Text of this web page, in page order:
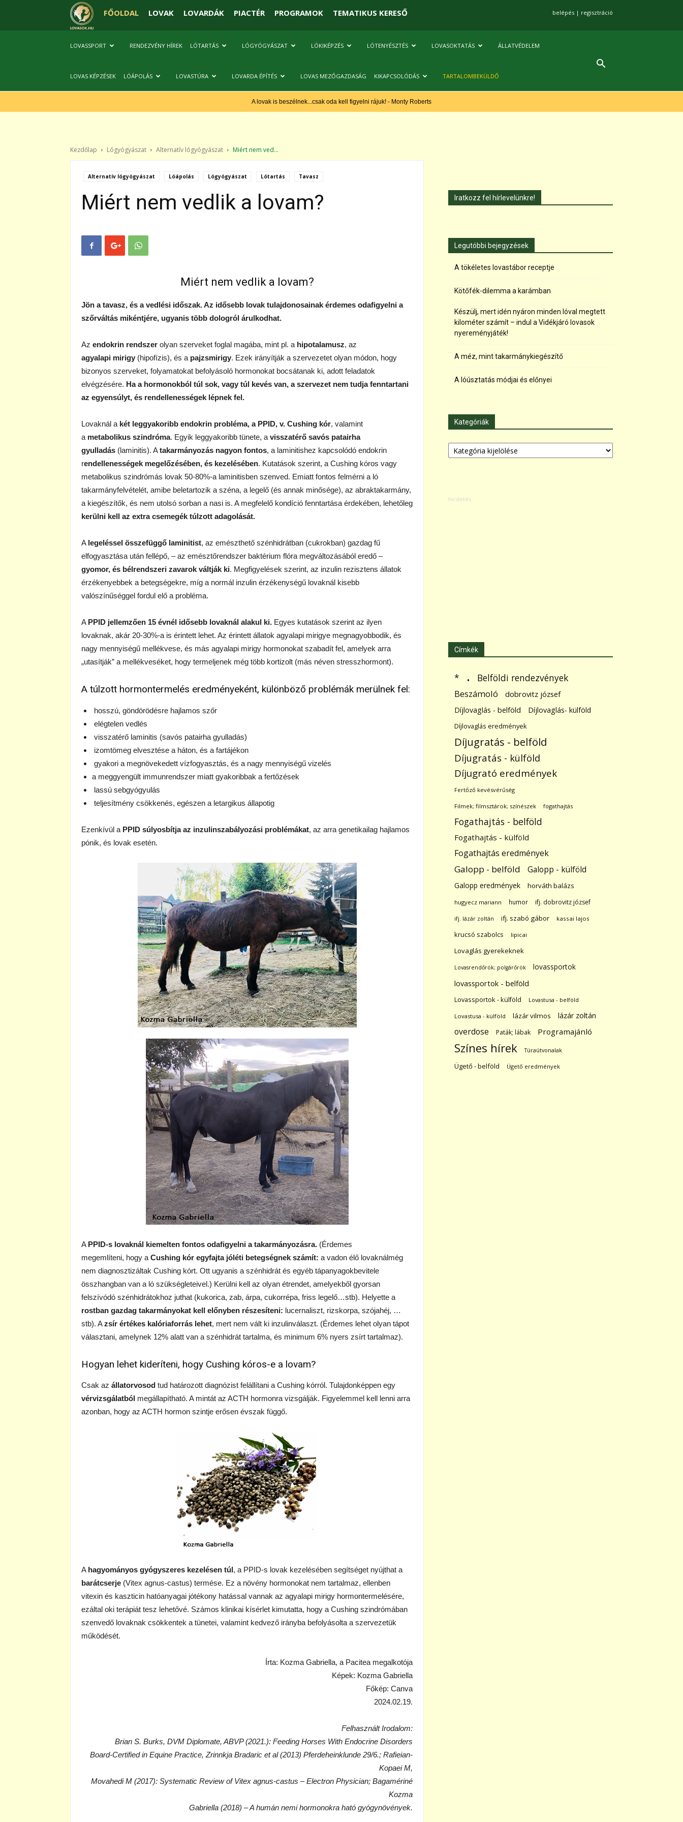
FŐOLDAL LOVAK LOVARDÁK PIACTÉR PROGRAMOK TEMATIKUS KERESŐ belépés | regisztráció
LOVASSPORT RENDEZVÉNY HÍREK LÓTARTÁS LÓGYÓGYÁSZAT LÓKIKÉPZÉS LÓTENYÉSZTÉS LOVASOKTATÁS ÁLLATVÉDELEM
LOVAS KÉPZÉSEK LÓÁPOLÁS LOVASTÚRA LOVARDA ÉPÍTÉS LOVAS MEZŐGAZDASÁG KIKAPCSOLÓDÁS TARTALOMBEKÜLDŐ
A lovak is beszélnek...csak oda kell figyelni rájuk! - Monty Roberts
Kezdőlap Lógyógyászat Alternatív lógyógyászat Miért nem ved...
Alternatív lógyógyászat Lóápolás Lógyógyászat Lótartás Tavasz
Miért nem vedlik a lovam?
Miért nem vedlik a lovam?
Jön a tavasz, és a vedlési időszak. Az idősebb lovak tulajdonosainak érdemes odafigyelni a
szőrváltás mikéntjére, ugyanis több dologról árulkodhat.
Az endokrin rendszer olyan szerveket foglal magába, mint pl. a hipotalamusz, az
agyalapi mirigy (hipofízis), és a pajzsmirigy. Ezek irányítják a szervezetet olyan módon, hogy
bizonyos szerveket, folyamatokat befolyásoló hormonokat bocsátanak ki, adott feladatok
elvégzésére. Ha a hormonokból túl sok, vagy túl kevés van, a szervezet nem tudja fenntartani
az egyensúlyt, és rendellenességek lépnek fel.
Lovaknál a két leggyakoribb endokrin probléma, a PPID, v. Cushing kór, valamint
a metabolikus szindróma. Egyik leggyakoribb tünete, a visszatérő savós patairha
gyulladás (laminitis). Atakarmányozás nagyon fontos, a laminitishez kapcsolódó endokrin
rendellenességek megelőzésében, és kezelésében. Kutatások szerint, a Cushing kóros vagy
metabolikus szindrómás lovak 50-80%-a laminitisben szenved. Emiatt fontos felmérni a ló
takarmányfelvételét, amibe beletartozik a széna, a legelő (és annak minősége), az abraktakarmány,
a kiegészítők, és nem utolsó sorban a nasi is. A megfelelő kondíció fenntartása érdekében, lehetőleg
kerülni kell az extra csemegék túlzott adagolását.
A legeléssel összefüggő laminitist, az emészthető szénhidrátban (cukrokban) gazdag fű
elfogyasztása után fellépő, – az emésztőrendszer baktérium flóra megváltozásából eredő –
gyomor, és bélrendszeri zavarok váltják ki. Megfigyelések szerint, az inzulin rezisztens állatok
érzékenyebbek a betegségekre, míg a normál inzulin érzékenységű lovaknál kisebb
valószínűséggel fordul elő a probléma.
A PPID jellemzően 15 évnél idősebb lovaknál alakul ki. Egyes kutatások szerint az ilyen
lovaknak, akár 20-30%-a is érintett lehet. Az érintett állatok agyalapi mirigye megnagyobbodik, és
nagy mennyiségű mellékvese, és más agyalapi mirigy hormonokat szabadít fel, amelyek arra
„utasítják” a mellékveséket, hogy termeljenek még több kortizolt (más néven stresszhormont).
A túlzott hormontermelés eredményeként, különböző problémák merülnek fel:
hosszú, göndörödésre hajlamos szőr
elégtelen vedlés
visszatérő laminitis (savós patairha gyulladás)
izomtömeg elvesztése a háton, és a fartájékon
gyakori a megnövekedett vízfogyasztás, és a nagy mennyiségű vizelés
a meggyengült immunrendszer miatt gyakoribbak a fertőzések
lassú sebgyógyulás
teljesítmény csökkenés, egészen a letargikus állapotig
Ezenkívül a PPID súlyosbítja az inzulinszabályozási problémákat, az arra genetikailag hajlamos
pónik, és lovak esetén.
A PPID-s lovaknál kiemelten fontos odafigyelni a takarmányozásra. (Érdemes
megemlíteni, hogy a Cushing kór egyfajta jóléti betegségnek számít: a vadon élő lovaknálmég
nem diagnosztizáltak Cushing kórt. Ott ugyanis a szénhidrát és egyéb tápanyagokbevitele
összhangban van a ló szükségleteivel.) Kerülni kell az olyan étrendet, amelyekből gyorsan
felszívódó szénhidrátokhoz juthat (kukorica, zab, árpa, cukorrépa, friss legelő…stb). Helyette a
rostban gazdag takarmányokat kell előnyben részesíteni: lucernaliszt, rizskorpa, szójahéj, …
stb). Azsír értékes kalóriaforrás lehet, mert nem vált ki inzulinválaszt. (Érdemes lehet olyan tápot
választani, amelynek 12% alatt van a szénhidrát tartalma, és minimum 6% nyers zsírt tartalmaz).
Hogyan lehet kideríteni, hogy Cushing kóros-e a lovam?
Csak az állatorvosod tud határozott diagnózist felállítani a Cushing kórról. Tulajdonképpen egy
vérvizsgálatból megállapítható. A mintát az ACTH hormonra vizsgálják. Figyelemmel kell lenni arra
azonban, hogy az ACTH hormon szintje erősen évszak függő.
A hagyományos gyógyszeres kezelésen túl, a PPID-s lovak kezelésében segítséget nyújthat a
barátcserje (Vitex agnus-castus) termése. Ez a növény hormonokat nem tartalmaz, ellenben
vitexin és kaszticin hatóanyagai jótékony hatással vannak az agyalapi mirigy hormontermelésére,
ezáltal oki terápiát tesz lehetővé. Számos klinikai kísérlet kimutatta, hogy a Cushing szindrómában
szenvedő lovaknak csökkentek a tünetei, valamint kedvező irányba befolyásolta a szervezetük
működését.
Írta: Kozma Gabriella, a Pacitea megalkotója
Képek: Kozma Gabriella
Főkép: Canva
2024.02.19.
Felhasznált Irodalom:
Brian S. Burks, DVM Diplomate, ABVP (2021.): Feeding Horses With Endocrine Disorders
Board-Certified in Equine Practice, Zrinnkja Bradaric et al (2013) Pferdeheinklunde 29/6.; Rafieian-
Kopaei M,
Movahedi M (2017): Systematic Review of Vitex agnus-castus – Electron Physician; Bagamériné
Kozma
Gabriella (2018) – A humán nemi hormonokra ható gyógynövények.
Iratkozz fel hírlevelünkre!
Legutóbbi bejegyzések
A tökéletes lovastábor receptje
Kötőfék-dilemma a karámban
Készülj, mert idén nyáron minden lóval megtett
kilométer számít – indul a Vidékjáró lovasok
nyereményjáték!
A méz, mint takarmánykiegészítő
A lóúsztatás módjai és előnyei
Kategóriák
Kategóriák
Címkék
* . Belföldi rendezvények
Beszámoló dobrovitz józsef
Díjlovaglás - belföld Díjlovaglás- külföld
Díjlovaglás eredmények
Díjugratás - belföld
Díjugratás - külföld
Díjugrató eredmények
Fertőző kevésvérűség
Filmek; filmsztárok; színészek fogathajtás
Fogathajtás - belföld
Fogathajtás - külföld
Fogathajtás eredmények
Galopp - belföld Galopp - külföld
Galopp eredmények horváth balázs
hugyecz mariann humor ifj. dobrovitz józsef
ifj. lázár zoltán ifj. szabó gábor kassai lajos
krucsó szabolcs lipicai
Lovaglás gyerekeknek
Lovasrendőrök; polgárőrök
lovassportok
lovassportok - belföld
Lovassportok - külföld Lovastusa - belföld
Lovastusa - külföld lázár vilmos lázár zoltán
overdose Paták; lábak Programajánló
Színes hírek Túraútvonalak
Ügető - belföld Ügető eredmények